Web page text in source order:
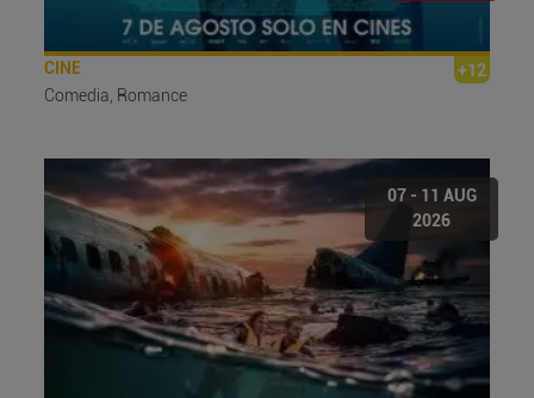
CINE
+12
Comedia, Romance
07 - 11 AUG
2026